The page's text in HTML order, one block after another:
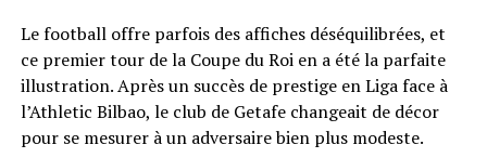
Le football offre parfois des affiches déséquilibrées, et
ce premier tour de la Coupe du Roi en a été la parfaite
illustration. Après un succès de prestige en Liga face à
l’Athletic Bilbao, le club de Getafe changeait de décor
pour se mesurer à un adversaire bien plus modeste.